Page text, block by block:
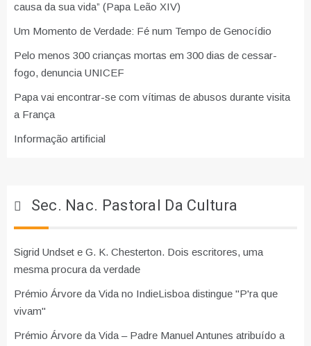
causa da sua vida” (Papa Leão XIV)
Um Momento de Verdade: Fé num Tempo de Genocídio
Pelo menos 300 crianças mortas em 300 dias de cessar-
fogo, denuncia UNICEF
Papa vai encontrar-se com vítimas de abusos durante visita
a França
Informação artificial
Sec. Nac. Pastoral Da Cultura
Sigrid Undset e G. K. Chesterton. Dois escritores, uma
mesma procura da verdade
Prémio Árvore da Vida no IndieLisboa distingue "P'ra que
vivam"
Prémio Árvore da Vida – Padre Manuel Antunes atribuído a